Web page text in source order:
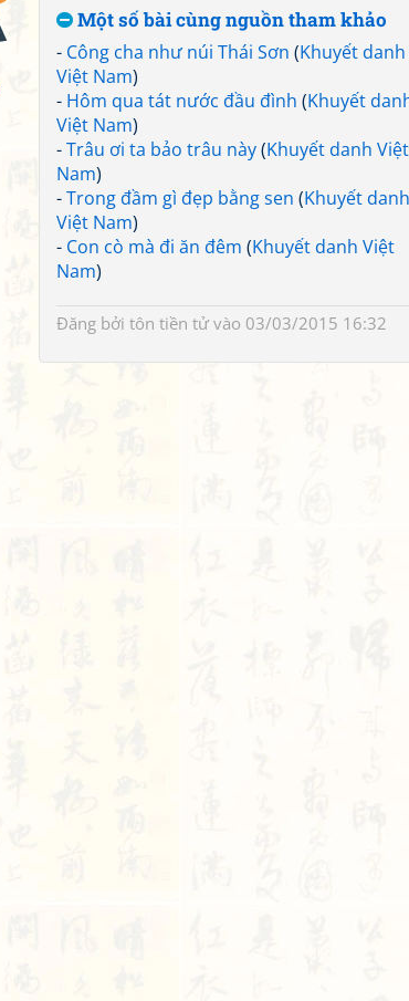
Một số bài cùng nguồn tham khảo
- Công cha như núi Thái Sơn (Khuyết danh
Việt Nam)
- Hôm qua tát nước đầu đình (Khuyết
Việt Nam)
-Trâu ơi ta bảo trâu này(Khuyết danh Việt
Nam)
-Trong đầm gì đẹp bằng sen (Khuyết danh
Việt Nam)
- Con cò mà đi ăn đêm (Khuyết danh Việt
Nam)
Đăng bởi tôn tiền tửvào 03/03/2015 16:32